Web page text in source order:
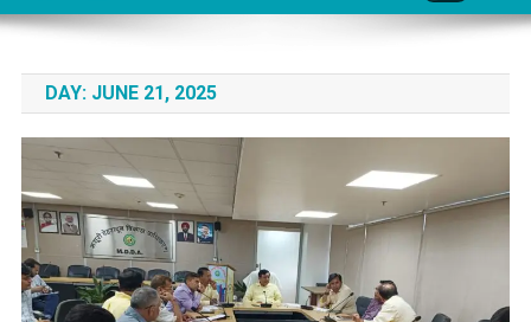
DAY: JUNE 21, 2025